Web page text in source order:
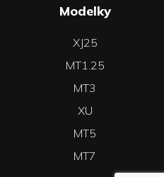
Modelky
XJ25
MT1.25
MT3
XU
MT5
MT7